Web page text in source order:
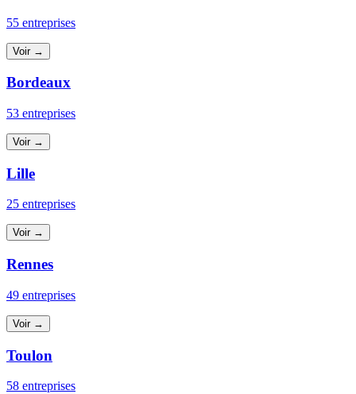
55 entreprises
Voir →
Bordeaux
53 entreprises
Voir →
Lille
25 entreprises
Voir →
Rennes
49 entreprises
Voir →
Toulon
58 entreprises